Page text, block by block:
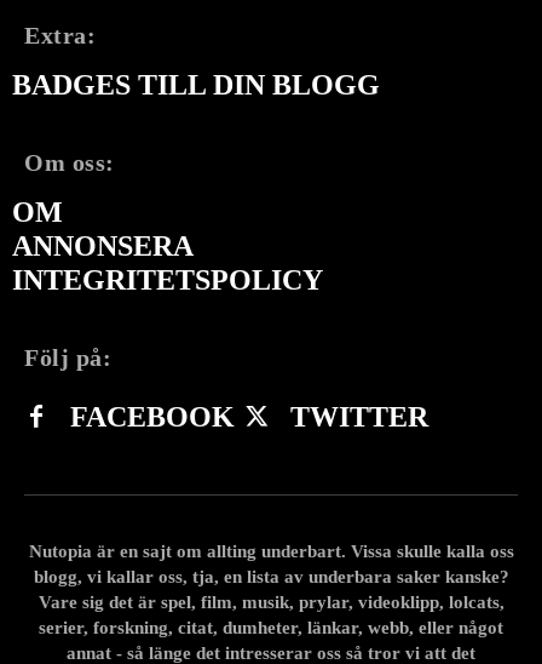
Extra:
BADGES TILL DIN BLOGG
Om oss:
OM
ANNONSERA
INTEGRITETSPOLICY
Följ på:
FACEBOOK TWITTER
Nutopia är en sajt om allting underbart. Vissa skulle kalla oss
blogg, vi kallar oss, tja, en lista av underbara saker kanske?
Vare sig det är spel, film, musik, prylar, videoklipp, lolcats,
serier, forskning, citat, dumheter, länkar, webb, eller något
annat - så länge det intresserar oss så tror vi att det